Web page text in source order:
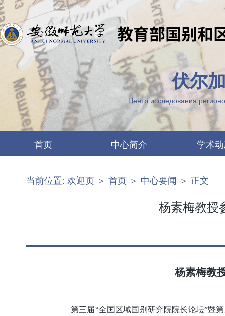
伏尔
Центр исследования
首页
最新公告
中心简介
机构设置
学术
当前位置: 欢迎页 ＞ 首页 ＞ 中心要闻 ＞ 正文
杨素梅教授
杨素梅教
第三届“全国区域国别研究院院长论坛”暨